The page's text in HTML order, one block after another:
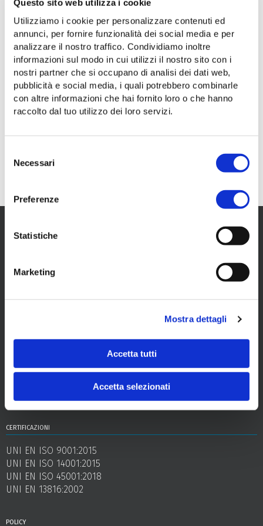
Questo sito web utilizza i cookie
Utilizziamo i cookie per personalizzare contenuti ed
annunci, per fornire funzionalità dei social media e per
analizzare il nostro traffico. Condividiamo inoltre
informazioni sul modo in cui utilizzi il nostro sito con i
nostri partner che si occupano di analisi dei dati web,
pubblicità e social media, i quali potrebbero combinarle
con altre informazioni che hai fornito loro o che hanno
raccolto dal tuo utilizzo dei loro servizi.
delNecessari
Preferenze
Statistiche
Marketing
Mostra dettagli
Accetta tutti
Accetta selezionati
dedicato alla partnership con ilristorante Shi's,
realizzato a ottobre 2024 dall'agenzia di design
Basiq.
certificazioni
UNI EN ISO 9001:2015
UNI EN ISO 14001:2015
UNI EN ISO 45001:2018
UNI EN 13816:2002
policy